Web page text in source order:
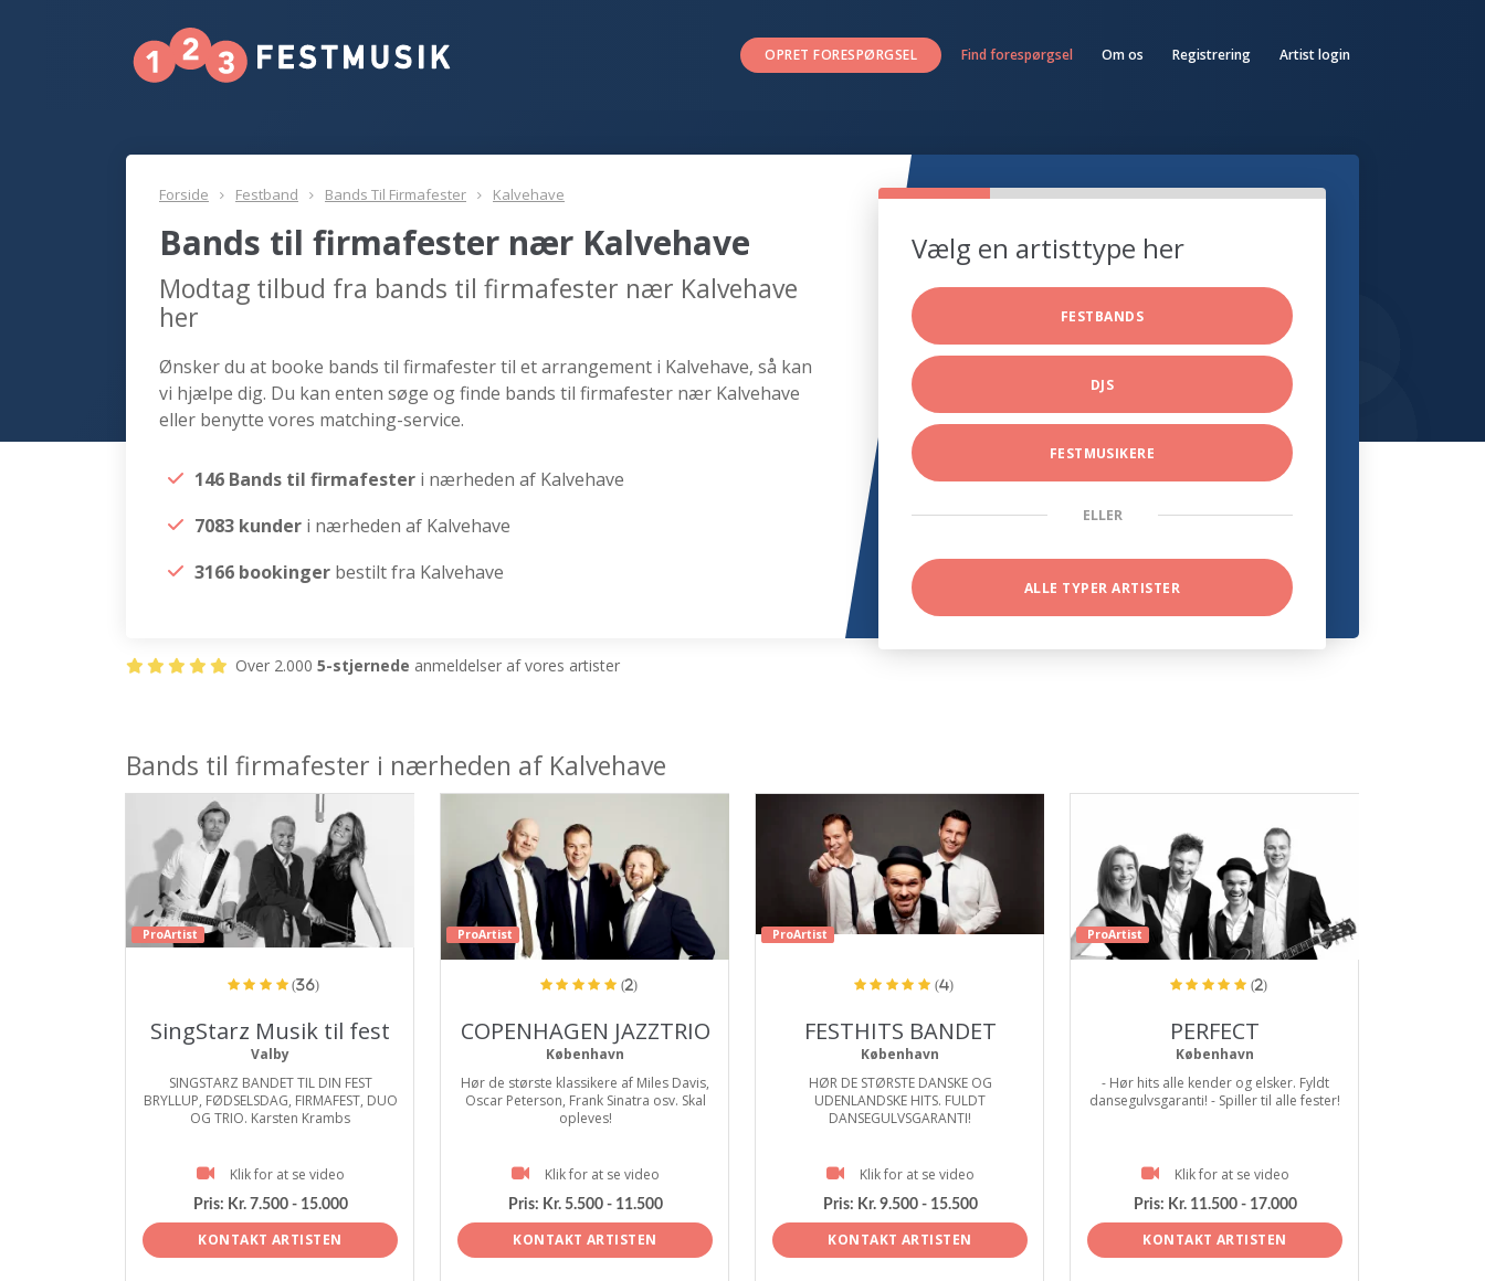
OPRET FORESPØRGSEL Find forespørgsel Om os Registrering Artist login
Forside Festband Bands Til Firmafester Kalvehave
Bands til firmafester nær Kalvehave
Modtag tilbud fra bands til firmafester nær Kalvehave
her
Ønsker du at booke bands til firmafester til et arrangement i Kalvehave, så kan
vi hjælpe dig. Du kan enten søge og finde bands til firmafester nær Kalvehave
eller benytte vores matching-service.
146 Bands til firmafester i nærheden af Kalvehave
7083 kunder i nærheden af Kalvehave
3166 bookinger bestilt fra Kalvehave
Vælg en artisttype her
FESTBANDS
DJS
FESTMUSIKERE
ELLER
ALLE TYPER ARTISTER
Over 2.000 5-stjernede anmeldelser af vores artister
Bands til firmafester i nærheden af Kalvehave
ProArtist
(36)
SingStarz Musik til fest
Valby
SINGSTARZ BANDET TIL DIN FEST
BRYLLUP, FØDSELSDAG, FIRMAFEST, DUO
OG TRIO. Karsten Krambs
Klik for at se video
Pris: Kr. 7.500 - 15.000
KONTAKT ARTISTEN
ProArtist
(2)
COPENHAGEN JAZZTRIO
København
Hør de største klassikere af Miles Davis,
Oscar Peterson, Frank Sinatra osv. Skal
opleves!
Klik for at se video
Pris: Kr. 5.500 - 11.500
KONTAKT ARTISTEN
ProArtist
(4)
FESTHITS BANDET
København
HØR DE STØRSTE DANSKE OG
UDENLANDSKE HITS. FULDT
DANSEGULVSGARANTI!
Klik for at se video
Pris: Kr. 9.500 - 15.500
KONTAKT ARTISTEN
ProArtist
(2)
PERFECT
København
- Hør hits alle kender og elsker. Fyldt
dansegulvsgaranti! - Spiller til alle fester!
Klik for at se video
Pris: Kr. 11.500 - 17.000
KONTAKT ARTISTEN